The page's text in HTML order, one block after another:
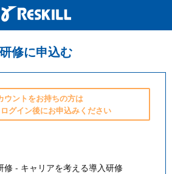
研修に申込む
ウントをお持ちの方は
グイン後にお申込みください
修 - キャリアを考える導入研修